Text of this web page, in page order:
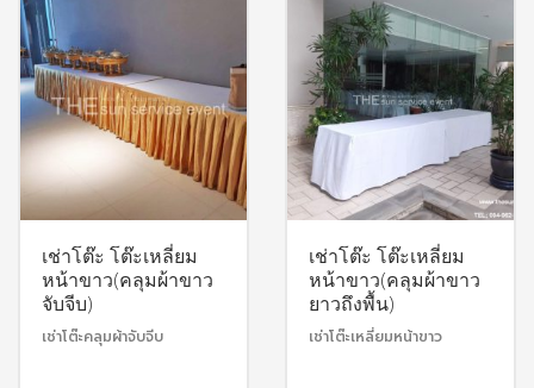
เช่าโต๊ะ โต๊ะเหลี่ยม
หน้าขาว(คลุมผ้าขาว
จับจีบ)
เช่าโต๊ะคลุมผ้าจับจีบ
เช่าโต๊ะ โต๊ะเหลี่ยม
หน้าขาว(คลุมผ้าขาว
ยาวถึงพื้น)
เช่าโต๊ะเหลี่ยมหน้าขาว